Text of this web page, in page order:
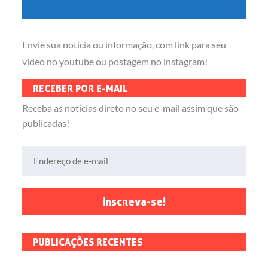
Envie sua notícia ou informação, com link para seu
vídeo no youtube ou postagem no instagram!
RECEBER POR E-MAIL
Receba as notícias direto no seu e-mail assim que são
publicadas!
Inscreva-se!
PUBLICAÇÕES RECENTES